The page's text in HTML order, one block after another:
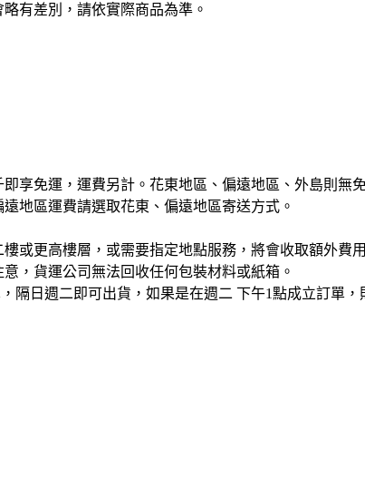
有差別，請依實際商品為準。
享免運，運費另計。花東地區、偏遠地區、外島則無
地區運費請選取花東、偏遠地區寄送方式。
或更高樓層，或需要指定地點服務，將會收取額外費用
，貨運公司無法回收任何包裝材料或紙箱。
日週二即可出貨，如果是在週二 下午1點成立訂單，